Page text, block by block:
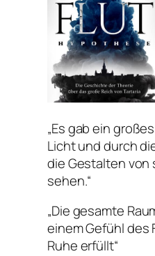
„Es gab ein
Licht und durch
die Gestalten von
sehen.“
„Die gesamte
einem Gefühl des
Ruhe erfüllt“